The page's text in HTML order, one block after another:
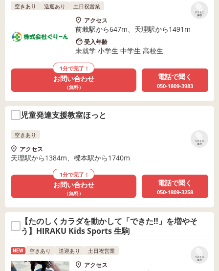
リストに
保存
空きあり 送迎あり 土日祝営業
アクセス
前栽駅から647m、天理駅から1491m
受入年齢
未就学 小学生 中学生 高校生
1分で完了！
お問い合わせ
（無料）
電話で聞く
050-1809-3983
児童発達支援教室ほっと
リストに
保存
空きあり
アクセス
天理駅から1384m、櫟本駅から1740m
1分で完了！
お問い合わせ
（無料）
電話で聞く
050-1809-3258
【たのしくカラダを動かして「できた!!」を増やそ
う】HIRAKU Kids Sports 生駒
リストに
保存
NEW 空きあり 送迎あり 土日祝営業
アクセス